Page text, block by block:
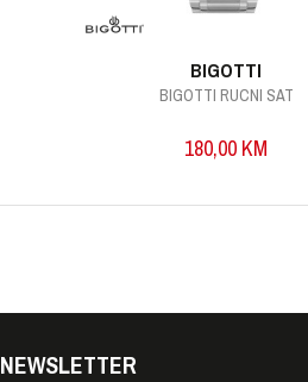
BIGOTTI
BIGOTTI RUCNI SAT
180,00 KM
NEWSLETTER